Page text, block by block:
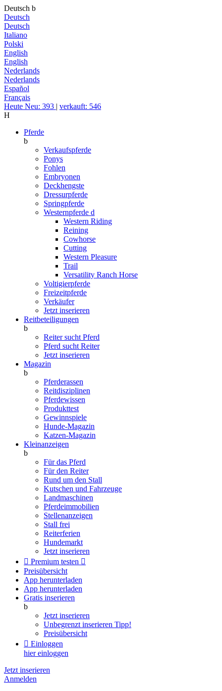
Deutsch b
Deutsch
Deutsch
Italiano
Polski
English
English
Nederlands
Nederlands
Español
Français
Heute Neu: 393 | verkauft: 546
H
Pferde
b
Verkaufspferde
Ponys
Fohlen
Embryonen
Deckhengste
Dressurpferde
Springpferde
Westernpferde d
Western Riding
Reining
Cowhorse
Cutting
Western Pleasure
Trail
Versatility Ranch Horse
Voltigierpferde
Freizeitpferde
Verkäufer
Jetzt inserieren
Reitbeteiligungen
b
Reiter sucht Pferd
Pferd sucht Reiter
Jetzt inserieren
Magazin
b
Pferderassen
Reitdisziplinen
Pferdewissen
Produkttest
Gewinnspiele
Hunde-Magazin
Katzen-Magazin
Kleinanzeigen
b
Für das Pferd
Für den Reiter
Rund um den Stall
Kutschen und Fahrzeuge
Landmaschinen
Pferdeimmobilien
Stellenanzeigen
Stall frei
Reiterferien
Hundemarkt
Jetzt inserieren
 Premium testen 
Preisübersicht
App herunterladen
App herunterladen
Gratis inserieren
b
Jetzt inserieren
Unbegrenzt inserieren Tipp!
Preisübersicht
 Einloggen
hier einloggen
Jetzt inserieren
Anmelden